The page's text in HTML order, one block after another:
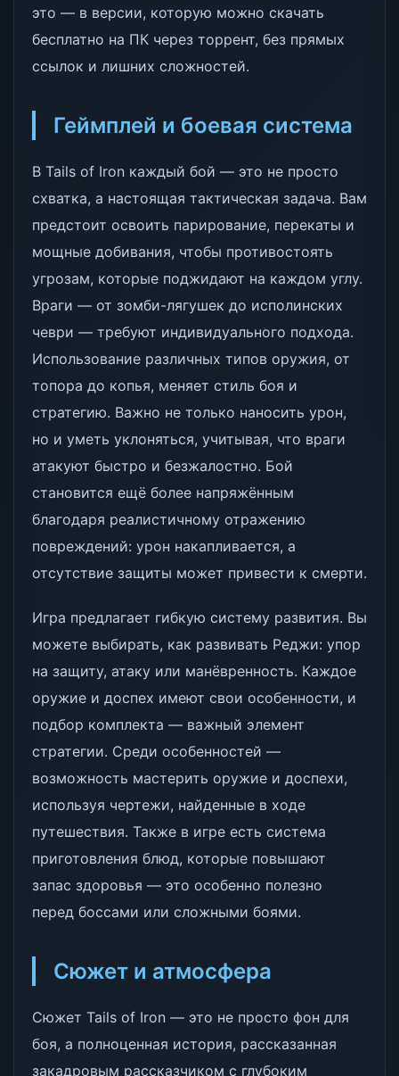
это — в версии, которую можно скачать
бесплатно на ПК через торрент, без прямых
ссылок и лишних сложностей.
Геймплей и боевая система
В Tails of Iron каждый бой — это не просто
схватка, а настоящая тактическая задача. Вам
предстоит освоить парирование, перекаты и
мощные добивания, чтобы противостоять
угрозам, которые поджидают на каждом углу.
Враги — от зомби-лягушек до исполинских
чеври — требуют индивидуального подхода.
Использование различных типов оружия, от
топора до копья, меняет стиль боя и
стратегию. Важно не только наносить урон,
но и уметь уклоняться, учитывая, что враги
атакуют быстро и безжалостно. Бой
становится ещё более напряжённым
благодаря реалистичному отражению
повреждений: урон накапливается, а
отсутствие защиты может привести к смерти.
Игра предлагает гибкую систему развития. Вы
можете выбирать, как развивать Реджи: упор
на защиту, атаку или манёвренность. Каждое
оружие и доспех имеют свои особенности, и
подбор комплекта — важный элемент
стратегии. Среди особенностей —
возможность мастерить оружие и доспехи,
используя чертежи, найденные в ходе
путешествия. Также в игре есть система
приготовления блюд, которые повышают
запас здоровья — это особенно полезно
перед боссами или сложными боями.
Сюжет и атмосфера
Сюжет Tails of Iron — это не просто фон для
боя, а полноценная история, рассказанная
закадровым рассказчиком с глубоким